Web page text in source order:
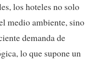
los hoteles no solo
medio ambiente, sino
demanda de
lo que supone un